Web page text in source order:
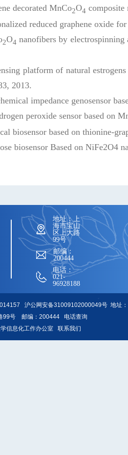
decorated MnCo2O4 composite
reduced graphene oxide
2O4 nanofibers by
platform of natural
2013.
impedance genosensor
peroxide sensor based on
biosensor based on thionine-
biosensor Based on NiFe2O4
地址：上
海市宝山
区上大路
99号
邮编：
200444
电话：
021-
96928188
沪公网安备31009102000049号地址：
99号 邮编：200444 电话查询
学信息化工作办公室 联系我们